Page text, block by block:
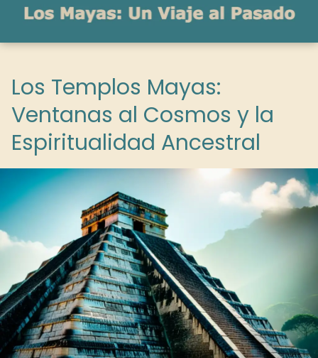
Los Templos Mayas:
Ventanas al Cosmos y la
Espiritualidad Ancestral